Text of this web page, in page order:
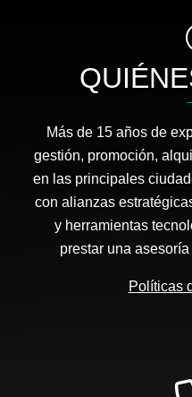
Más de 15 años de
gestión, promoción,
en las principales
con alianzas
y herramientas
prestar una
Políticas